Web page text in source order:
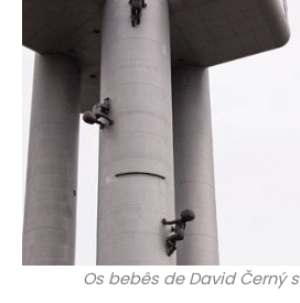
Os bebês de David Černý